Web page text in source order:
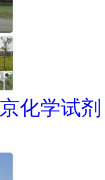
化学试剂